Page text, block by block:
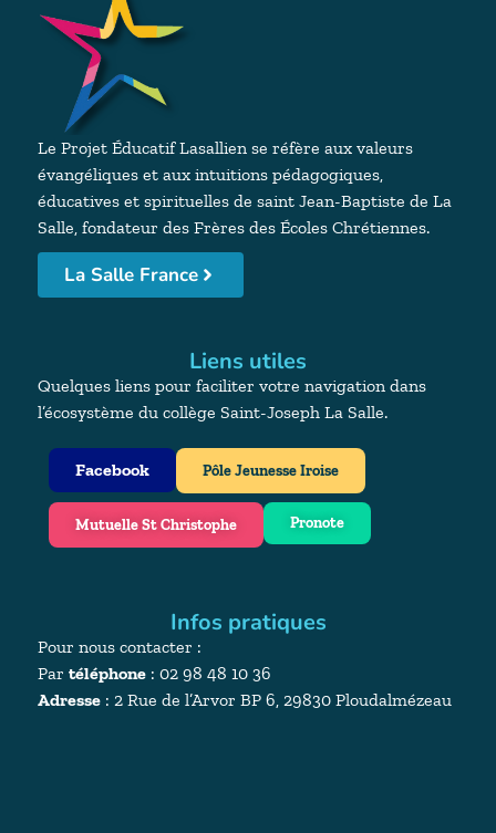
Le Projet Éducatif Lasallien se réfère aux valeurs
évangéliques et aux intuitions pédagogiques,
éducatives et spirituelles de saint Jean-Baptiste de La
Salle, fondateur des Frères des Écoles Chrétiennes.
La Salle France
Liens utiles
Quelques liens pour faciliter votre navigation dans
l’écosystème du collège Saint-Joseph La Salle.
Facebook Pôle Jeunesse Iroise
Mutuelle St Christophe Pronote
Infos pratiques
Pour nous contacter :
Par téléphone : 02 98 48 10 36
Adresse : 2 Rue de l’Arvor BP 6, 29830 Ploudalmézeau